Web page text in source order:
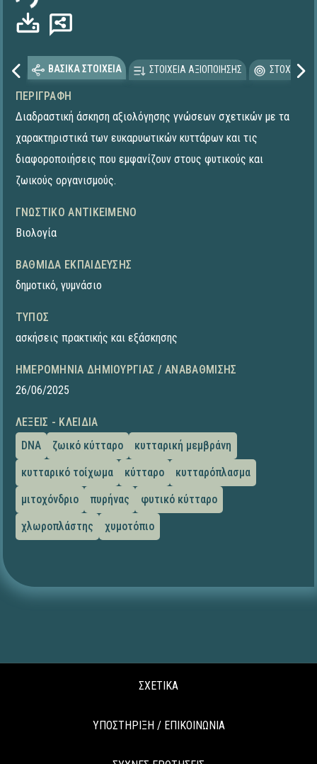
ΒΑΣΙΚΑ ΣΤΟΙΧΕΙΑ ΣΤΟΙΧΕΙΑ ΑΞΙΟΠΟΙΗΣΗΣ
ΠΕΡΙΓΡΑΦΉ
Διαδραστική άσκηση αξιολόγησης γνώσεων σχετικών με τα
χαρακτηριστικά των ευκαρυωτικών κυττάρων και τις
διαφοροποιήσεις που εμφανίζουν στους φυτικούς και
ζωικούς οργανισμούς.
ΓΝΩΣΤΙΚΌ ΑΝΤΙΚΕΊΜΕΝΟ
Βιολογία
ΒΑΘΜΊΔΑ ΕΚΠΑΊΔΕΥΣΗΣ
δημοτικό, γυμνάσιο
ΤΎΠΟΣ
ασκήσεις πρακτικής και εξάσκησης
ΗΜΕΡΟΜΗΝΊΑ ΔΗΜΙΟΥΡΓΊΑΣ / ΑΝΑΒΆΘΜΙΣΗΣ
26/06/2025
ΛΈΞΕΙΣ - ΚΛΕΙΔΙΆ
DNA
ζωικό κύτταρο
κυτταρική μεμβράνη
κυτταρικό τοίχωμα
κύτταρο
κυτταρόπλασμα
μιτοχόνδριο
πυρήνας
φυτικό κύτταρο
χλωροπλάστης
χυμοτόπιο
ΣΧΕΤΙΚΑ
ΥΠΟΣΤΗΡΙΞΗ / ΕΠΙΚΟΙΝΩΝΙΑ